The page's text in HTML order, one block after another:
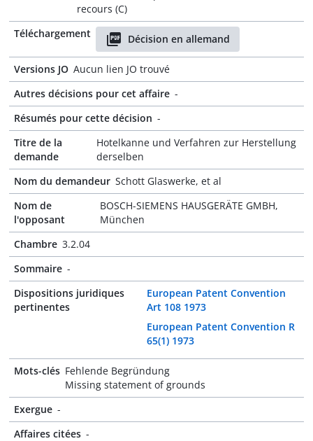
recours (C)
Téléchargement
Décision en allemand
Versions JO Aucun lien JO trouvé
Autres décisions pour cet affaire -
Résumés pour cette décision -
Titre de la
demande
Hotelkanne und Verfahren zur Herstellung
derselben
Nom du demandeur Schott Glaswerke, et al
Nom de
l'opposant
BOSCH-SIEMENS HAUSGERÄTE GMBH,
München
Chambre 3.2.04
Sommaire -
Dispositions juridiques
pertinentes
European Patent Convention
Art 108 1973
European Patent Convention R
65(1) 1973
Mots-clés Fehlende Begründung
Missing statement of grounds
Exergue -
Affaires citées -